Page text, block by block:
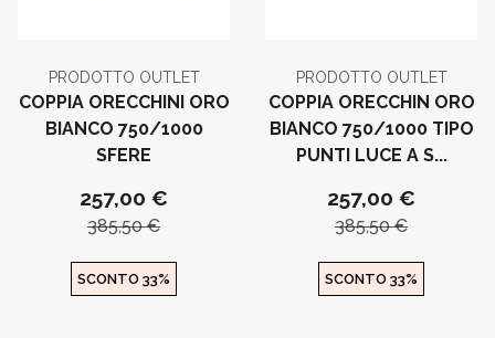
PRODOTTO OUTLET
COPPIA ORECCHINI ORO
BIANCO 750/1000
SFERE
257,00 €
385,50 €
SCONTO 33%
PRODOTTO OUTLET
COPPIA ORECCHIN ORO
BIANCO 750/1000 TIPO
PUNTI LUCE A S...
257,00 €
385,50 €
SCONTO 33%